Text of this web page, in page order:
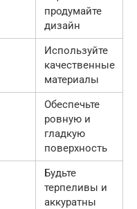
продумайте
дизайн
Используйте
качественные
материалы
Обеспечьте
ровную и
гладкую
поверхность
Будьте
терпеливы и
аккуратны